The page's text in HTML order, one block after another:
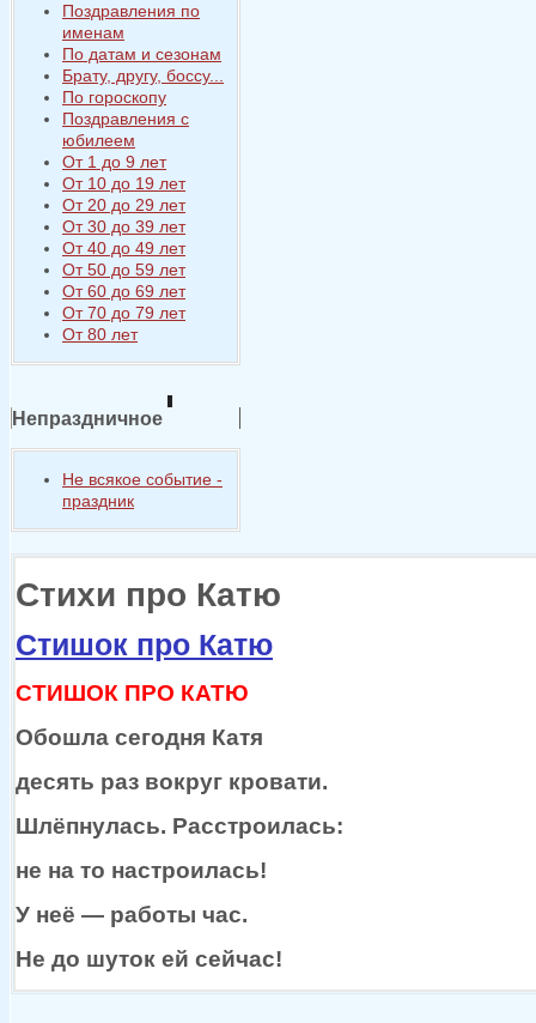
Поздравления по
именам
По датам и сезонам
Брату, другу, боссу...
По гороскопу
Поздравления с
юбилеем
От 1 до 9 лет
От 10 до 19 лет
От 20 до 29 лет
От 30 до 39 лет
От 40 до 49 лет
От 50 до 59 лет
От 60 до 69 лет
От 70 до 79 лет
От 80 лет
Непраздничное
Не всякое событие -
праздник
Стихи про Катю
Стишок про Катю
СТИШОК ПРО КАТЮ
Обошла сегодня Катя
десять раз вокруг кровати.
Шлёпнулась. Расстроилась:
не на то настроилась!
У неё — работы час.
Не до шуток ей сейчас!